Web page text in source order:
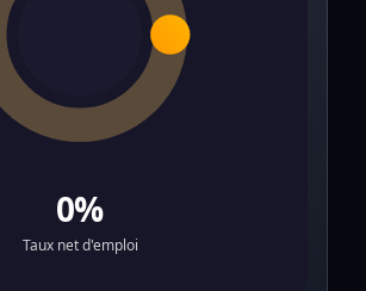
0%
Taux net d'emploi